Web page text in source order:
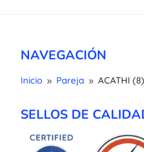
NAVEGACIÓN
Inicio 9 Pareja 9 ACATHI (8)
SELLOS DE